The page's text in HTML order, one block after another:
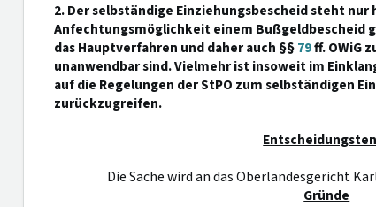
2. Der selbständige Einziehungsbescheid steht
Anfechtungsmöglichkeit einem Bußgeldbescheid
das Hauptverfahren und daher auch §§79ff. OWiG
unanwendbar sind. Vielmehr ist insoweit im
auf die Regelungen der StPO zum selbständigen
zurückzugreifen.
Die Sache wird an das Oberlandesgericht
Gründe